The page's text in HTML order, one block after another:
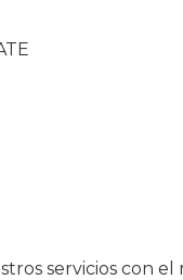
servicios con